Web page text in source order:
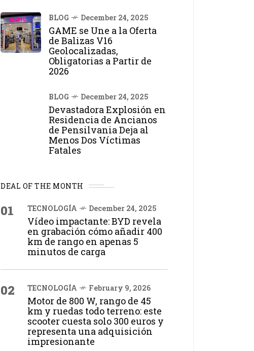
BLOG December 24, 2025
GAME se Une a la Oferta
de Balizas V16
Geolocalizadas,
Obligatorias a Partir de
2026
BLOG December 24, 2025
Devastadora Explosión en
Residencia de Ancianos
de Pensilvania Deja al
Menos Dos Víctimas
Fatales
DEAL OF THE MONTH
01 TECNOLOGÍA December 24, 2025
Vídeo impactante: BYD revela
en grabación cómo añadir 400
km de rango en apenas 5
minutos de carga
02 TECNOLOGÍA February 9, 2026
Motor de 800 W, rango de 45
km y ruedas todo terreno: este
scooter cuesta solo 300 euros y
representa una adquisición
impresionante